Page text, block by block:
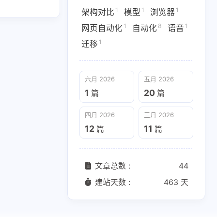
11 篇
架构对比 1 模型 1 浏览器 1
网页自动化 1 自动化 8 语音 1
迁移 1
六月 2026
1 篇
五月 2026
20 篇
四月 2026
12 篇
三月 2026
11 篇
文章总数 :
44
建站天数 :
463 天